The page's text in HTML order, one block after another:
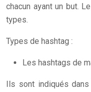
chacun ayant un but.
types.
Types de hashtag :
Les hashtags de
Ils sont indiqués